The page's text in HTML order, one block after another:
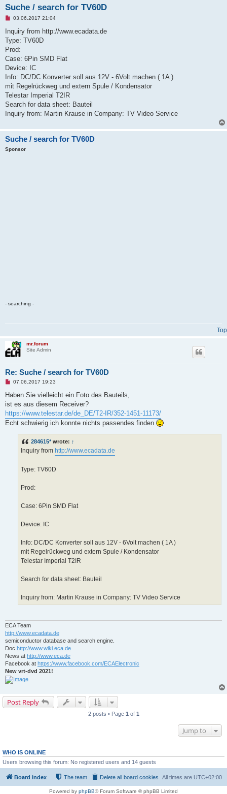
Suche / search for TV60D
U
r
e
a
d
o
s
03.06.2017 21:04
Inquiry from http://www.ecadata.de
Type: TV60D
Prod:
Case: 6Pin SMD Flat
Device: IC
Info: DC/DC Konverter soll aus 12V - 6Volt machen ( 1A )
mit Regelrückweg und extern Spule / Kondensator
Telestar Imperial T2IR
Search for data sheet: Bauteil
Inquiry from: Martin Krause in Company: TV Video Service
Suche / search for TV60D
Sponsor
- searching -
Top
mr.forum
Site Admin
Re: Suche / search for TV60D
U
r
a
d
p
o
07.06.2017 19:23
Haben Sie vielleicht ein Foto des Bauteils,
ist es aus diesem Receiver?
https://www.telestar.de/de_DE/T2-IR/352-1451-11173/
Echt schwierig ich konnte nichts passendes finden
284615*wrote: ↑
Inquiry from http://www.ecadata.de
Type: TV60D
Prod:
Case: 6Pin SMD Flat
Device: IC
Info: DC/DC Konverter soll aus 12V - 6Volt machen ( 1A )
mit Regelrückweg und extern Spule / Kondensator
Telestar Imperial T2IR
Search for data sheet: Bauteil
Inquiry from: Martin Krause in Company: TV Video Service
ECA Team
http://www.ecadata.de
semiconductor database and search engine.
Doc http://www.wiki.eca.de
News at http://www.eca.de
Facebook at https://www.facebook.com/ECAElectronic
New vrt-dvd 2021!
Post Reply
2 posts • Page 1 of 1
Jump to
WHO IS ONLINE
Users browsing this forum: No registered users and 14 guests
Board index All times are UTC+02:00
Delete all board cookies
The team
Powered by phpBB® Forum Software © phpBB Limited